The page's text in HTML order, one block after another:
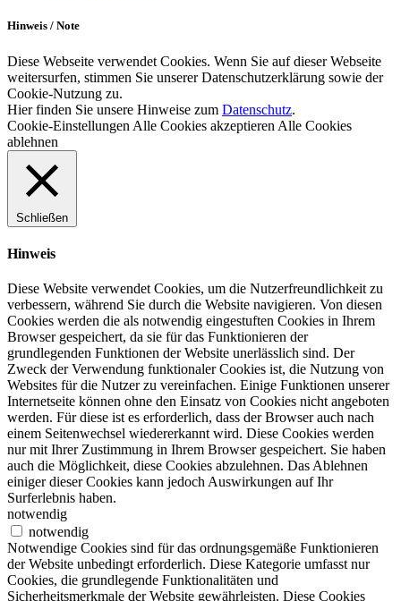
Hinweis / Note
Diese Webseite verwendet Cookies. Wenn Sie auf dieser Webseite
weitersurfen, stimmen Sie unserer Datenschutzerklärung sowie der
Cookie-Nutzung zu.
Hier finden Sie unsere Hinweise zum Datenschutz.
Cookie-Einstellungen Alle Cookies akzeptieren Alle Cookies
ablehnen
Schließen
Hinweis
Diese Website verwendet Cookies, um die Nutzerfreundlichkeit zu
verbessern, während Sie durch die Website navigieren. Von diesen
Cookies werden die als notwendig eingestuften Cookies in Ihrem
Browser gespeichert, da sie für das Funktionieren der
grundlegenden Funktionen der Website unerlässlich sind. Der
Zweck der Verwendung funktionaler Cookies ist, die Nutzung von
Websites für die Nutzer zu vereinfachen. Einige Funktionen unserer
Internetseite können ohne den Einsatz von Cookies nicht angeboten
werden. Für diese ist es erforderlich, dass der Browser auch nach
einem Seitenwechsel wiedererkannt wird. Diese Cookies werden
nur mit Ihrer Zustimmung in Ihrem Browser gespeichert. Sie haben
auch die Möglichkeit, diese Cookies abzulehnen. Das Ablehnen
einiger dieser Cookies kann jedoch Auswirkungen auf Ihr
Surferlebnis haben.
notwendig
notwendig
Notwendige Cookies sind für das ordnungsgemäße Funktionieren
der Website unbedingt erforderlich. Diese Kategorie umfasst nur
Cookies, die grundlegende Funktionalitäten und
Sicherheitsmerkmale der Website gewährleisten. Diese Cookies